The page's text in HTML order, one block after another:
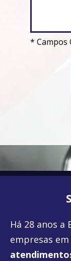
* Campos
Há 28 anos a
empresas